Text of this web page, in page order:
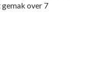
gemak over 7